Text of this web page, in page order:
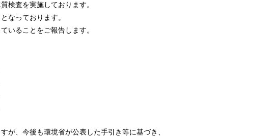
検査を実施しております。
なっております。
いることをご報告します。
、今後も環境省が公表した手引き等に基づき、